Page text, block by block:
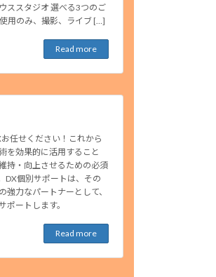
ススタジオ 選べる3つのご
用のみ、撮影、ライブ […]
Read more
任せください！これから
を効果的に活用すること
持・向上させるための必須
DX個別サポートは、その
強力なパートナーとして、
ポートします。
Read more